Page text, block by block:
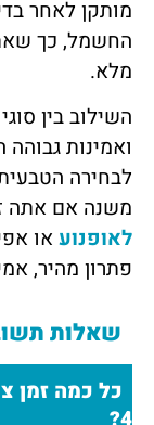
מותקן לאחר
החשמל, כך
מלא.
השילוב בין
ואמינות
לבחירה
משנה אם אתה
לאופנוע או
פתרון מהיר,
שאלות
כל כמה זמן